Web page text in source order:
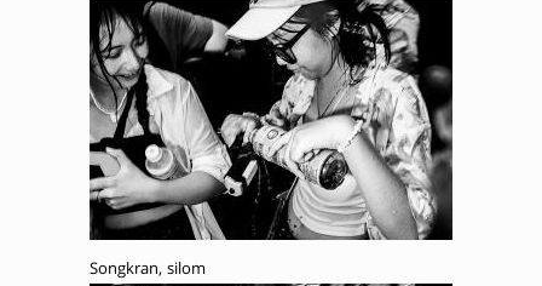
Songkran, silom